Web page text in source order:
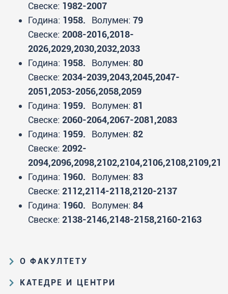
О ФАКУЛТЕТУ
Образовна и научна делатност
КАТЕДРЕ И ЦЕНТРИ
Свеске: 1982-2007
Година: 1958. Волумен: 79
Свеске: 2008-2016,2018-
2026,2029,2030,2032,2033
Година: 1958. Волумен: 80
Свеске: 2034-2039,2043,2045,2047-
2051,2053-2056,2058,2059
Година: 1959. Волумен: 81
Свеске: 2060-2064,2067-2081,2083
Година: 1959. Волумен: 82
Свеске: 2092-
Година: 1960. Волумен: 83
Свеске: 2112,2114-2118,2120-2137
Година: 1960. Волумен: 84
Свеске: 2138-2146,2148-2158,2160-2163